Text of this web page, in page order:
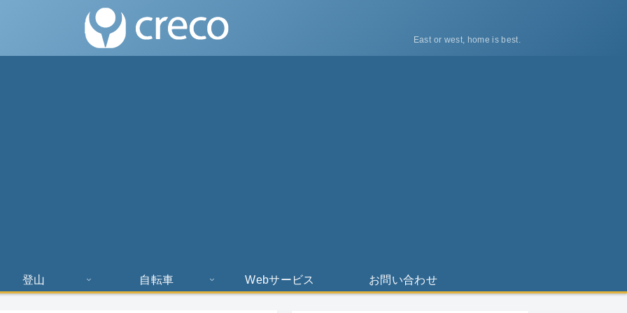
East or west, home is best.
登山 自転車 Webサービス お問い合わせ